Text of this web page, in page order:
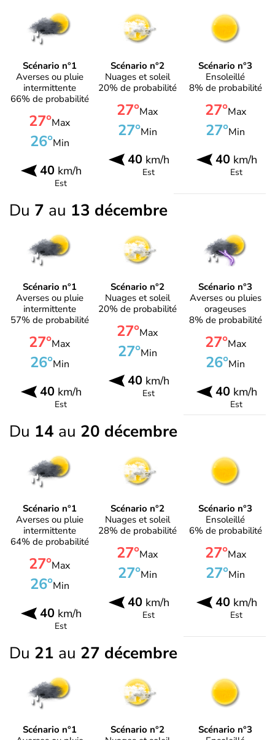
Scénario n°1
Averses ou pluie
intermittente
66% de probabilité
27°Max
26°Min
40km/h
Est
Scénario n°2
Nuages et soleil
20% de probabilité
27°Max
27°Min
40km/h
Est
Scénario n°3
Ensoleillé
8% de probabilité
27°Max
27°Min
40 km/h
Est
Du 7 au 13 décembre
Scénario n°1
Averses ou pluie
intermittente
57% de probabilité
27°Max
26°Min
40km/h
Est
Scénario n°2
Nuages et soleil
20% de probabilité
27°Max
27°Min
40km/h
Est
Scénario n°3
Averses ou pluies
orageuses
8% de probabilité
27°Max
26°Min
40 km/h
Est
Du 14 au 20 décembre
Scénario n°1
Averses ou pluie
intermittente
64% de probabilité
27°Max
26°Min
40km/h
Est
Scénario n°2
Nuages et soleil
28% de probabilité
27°Max
27°Min
40km/h
Est
Scénario n°3
Ensoleillé
6% de probabilité
27°Max
27°Min
40 km/h
Est
Du 21 au 27 décembre
Scénario n°1
Scénario n°2
Scénario n°3